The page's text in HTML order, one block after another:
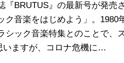
『BRUTUS』の最新号が発売
ク音楽をはじめよう」。1980
シック音楽特集とのことで、
いますが、コロナ危機に…